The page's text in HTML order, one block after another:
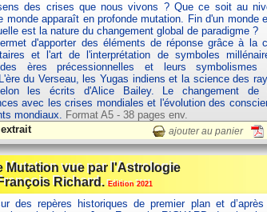
des crises que nous vivons ? Que ce soit au
monde apparaît en profonde mutation. Fin d'un monde
est la nature du changement global de paradigme ?
d'apporter des éléments de réponse grâce à la
et l'art de l'interprétation de symboles
ères précessionnelles et leurs symbolismes
du Verseau, les Yugas indiens et la science des
les écrits d'Alice Bailey. Le changement
avec les crises mondiales et l'évolution des
mondiaux. Format A5 - 38 pages env.
ajouter au panier
Mutation vue par l'Astrologie
Richard.Edition 2021
des repères historiques de premier plan et